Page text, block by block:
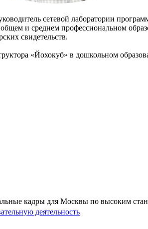
сетевой лаборатории
общем и среднем профессиональном
свидетельств.
«Йохокуб» в дошкольном
кадры для Москвы по высоким
деятельность